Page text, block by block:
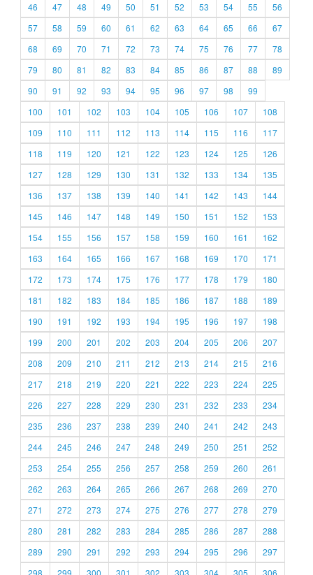
46
47 48 49 50 51 52 53 54 55
56
57
58 59 60 61 62 63 64 65 66
67
68
69 70 71 72 73 74 75 76 77
78
79
80 81 82 83 84 85 86 87 88
89
90
91 92 93 94 95 96 97 98
99
100
101 102 103 104 105 106 107
108
109
110 111 112 113 114 115 116
117
118
119 120 121 122 123 124 125
126
127
128 129 130 131 132 133 134
135
136
137 138 139 140 141 142 143
144
145
146 147 148 149 150 151 152
153
154
155 156 157 158 159 160 161
162
163
164 165 166 167 168 169 170
171
172
173 174 175 176 177 178 179
180
181
182 183 184 185 186 187 188
189
190
191 192 193 194 195 196 197
198
199
200 201 202 203 204 205 206
207
208
209 210 211 212 213 214 215
216
217
218 219 220 221 222 223 224
225
226
227 228 229 230 231 232 233
234
235
236 237 238 239 240 241 242
243
244
245 246 247 248 249 250 251
252
253
254 255 256 257 258 259 260
261
262
263 264 265 266 267 268 269
270
271
272 273 274 275 276 277 278
279
280
281 282 283 284 285 286 287
288
289
290 291 292 293 294 295 296
297
298
299 300 301 302 303 304 305 306